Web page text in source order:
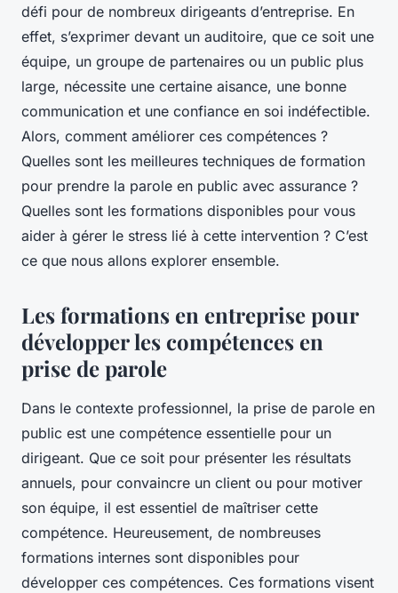
défi pour de nombreux dirigeants d’entreprise. En
effet, s’exprimer devant un auditoire, que ce soit une
équipe, un groupe de partenaires ou un public plus
large, nécessite une certaine aisance, une bonne
communication et une confiance en soi indéfectible.
Alors, comment améliorer ces compétences ?
Quelles sont les meilleures techniques de formation
pour prendre la parole en public avec assurance ?
Quelles sont les formations disponibles pour vous
aider à gérer le stress lié à cette intervention ? C’est
ce que nous allons explorer ensemble.
Les formations en entreprise pour
développer les compétences en
prise de parole
Dans le contexte professionnel, la prise de parole en
public est une compétence essentielle pour un
dirigeant. Que ce soit pour présenter les résultats
annuels, pour convaincre un client ou pour motiver
son équipe, il est essentiel de maîtriser cette
compétence. Heureusement, de nombreuses
formations internes sont disponibles pour
développer ces compétences. Ces formations visent